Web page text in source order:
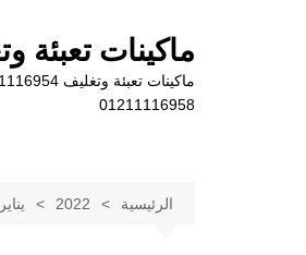
ماكينات تعبئة
01211116958
الرئيسية 2022 يناير